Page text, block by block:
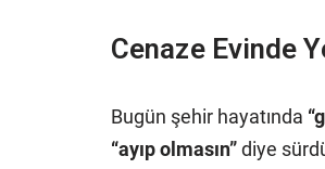
Cenaze Evinde
Bugün şehir hayatında
“ayıp olmasın”diye